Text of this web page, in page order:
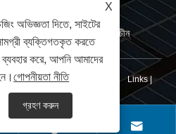
জিয়ামেন সিটি, ফুজিয়ান প্রদেশ, চীন
Co., Ltd. সর্বস্বত্ব সংরক্ষিত৷Links |

X
অভিজ্ঞতা দিতে, সাইটের
ব্যক্তিগতকৃত করতে
করে, আপনি আমাদের
গোপনীয়তা নীতি
গ্রহণ করুন